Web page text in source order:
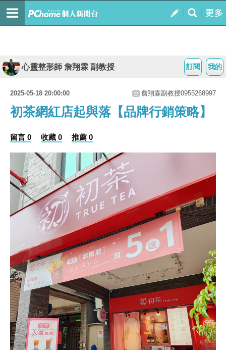
我的
訂閱
心靈整形師 詹翔霖 副教授
2025-05-18 20:00:00 詹翔霖副教授0955268997
初茶網紅店起與落【品牌行銷策略】
留言 0 收藏 0 推薦 0